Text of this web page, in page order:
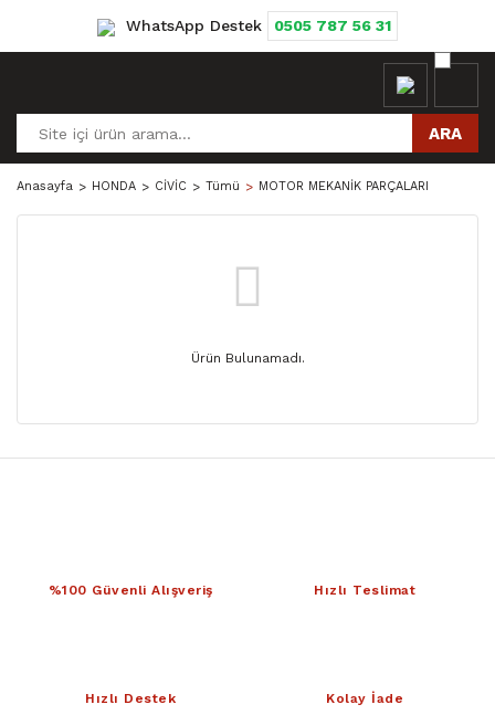
WhatsApp Destek 0505 787 56 31
ARA
Anasayfa HONDA CİVİC Tümü MOTOR MEKANİK PARÇALARI
Ürün Bulunamadı.
%100 Güvenli Alışveriş Hızlı Teslimat
Hızlı Destek Kolay İade